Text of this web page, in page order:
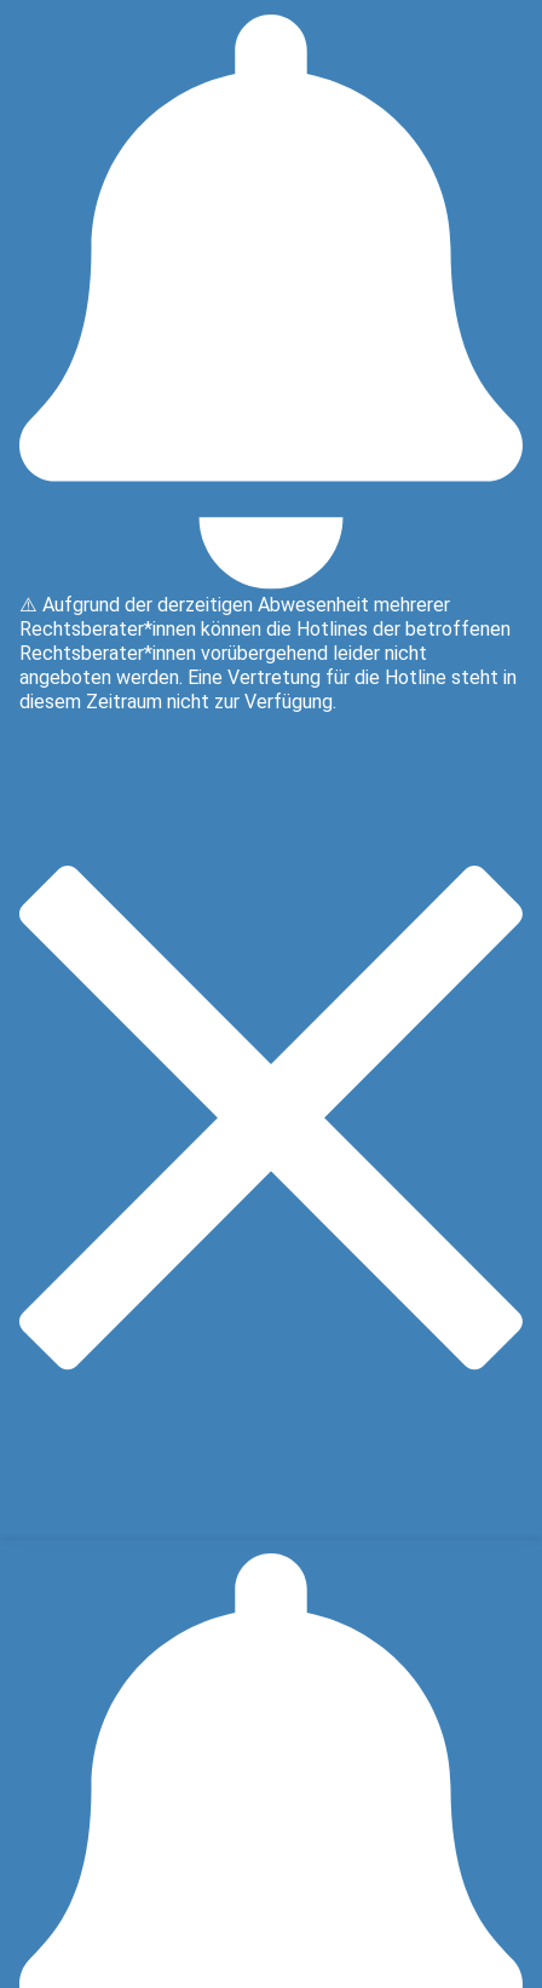
⚠️ Aufgrund der derzeitigen Abwesenheit mehrerer
Rechtsberater*innen können die Hotlines der betroffenen
Rechtsberater*innen vorübergehend leider nicht
angeboten werden. Eine Vertretung für die Hotline steht in
diesem Zeitraum nicht zur Verfügung.